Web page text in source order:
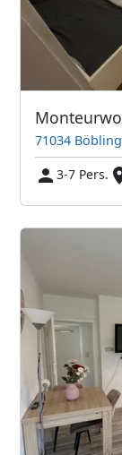
71034
3-7 Pers.